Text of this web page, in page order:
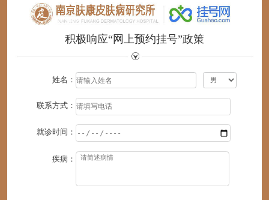
积极响应“网上预约挂号”政策
姓名：
联系方式：
就诊时间：
疾病：